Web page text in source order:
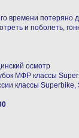
времени потеряно
и поболеть,
осмотр
МФР классы
классы Superbike,